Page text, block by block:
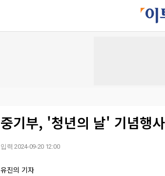
중기부, '청년의 날' 기념행
입력 2024-09-20 12:00
유진의 기자